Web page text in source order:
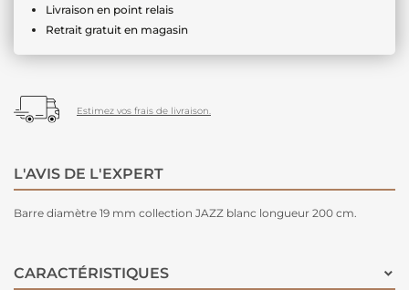
Livraison en point relais
Retrait gratuit en magasin
Estimez vos frais de livraison.
L'AVIS DE L'EXPERT
Barre diamètre 19 mm collection JAZZ blanc longueur 200 cm.
CARACTÉRISTIQUES